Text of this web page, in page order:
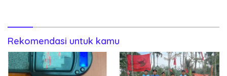
Rekomendasi untuk kamu